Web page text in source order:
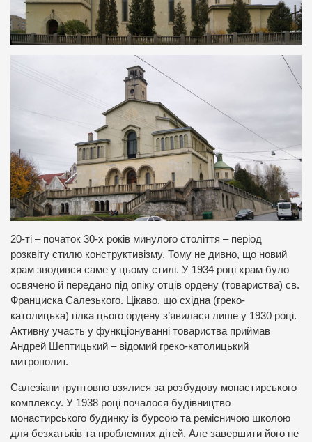
20-ті – початок 30-х років минулого століття – період
розквіту стилю конструктивізму. Тому не дивно, що новий
храм зводився саме у цьому стилі. У 1934 році храм було
освячено й передано під опіку отців ордену (товариства) св.
Франциска Салезького. Цікаво, що східна (греко-
католицька) гілка цього ордену з’явилася лише у 1930 році.
Активну участь у функціонуванні товариства приймав
Андрей Шептицький – відомий греко-католицький
митрополит.
Салезіани грунтовно взялися за розбудову монастирського
комплексу. У 1938 році почалося будівництво
монастирського будинку із бурсою та ремісничою школою
для безхатьків та проблемних дітей. Але завершити його не